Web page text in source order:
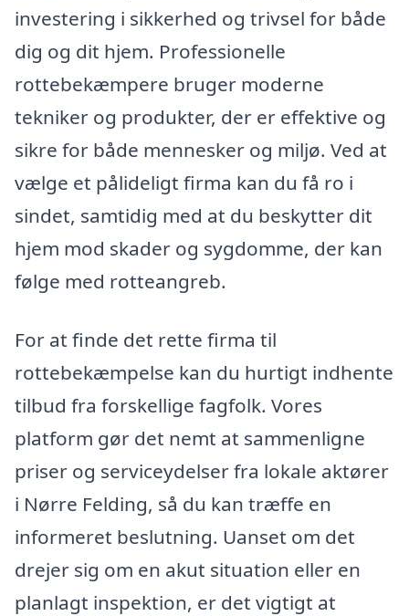
investering i sikkerhed og trivsel for både
dig og dit hjem. Professionelle
rottebekæmpere bruger moderne
tekniker og produkter, der er effektive og
sikre for både mennesker og miljø. Ved at
vælge et pålideligt firma kan du få ro i
sindet, samtidig med at du beskytter dit
hjem mod skader og sygdomme, der kan
følge med rotteangreb.
For at finde det rette firma til
rottebekæmpelse kan du hurtigt indhente
tilbud fra forskellige fagfolk. Vores
platform gør det nemt at sammenligne
priser og serviceydelser fra lokale aktører
i Nørre Felding, så du kan træffe en
informeret beslutning. Uanset om det
drejer sig om en akut situation eller en
planlagt inspektion, er det vigtigt at